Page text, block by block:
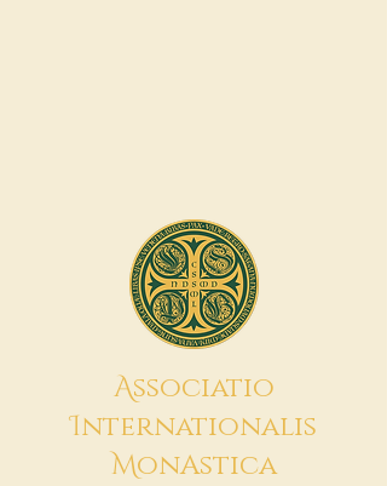
Associatio
Internationalis
MonAstica